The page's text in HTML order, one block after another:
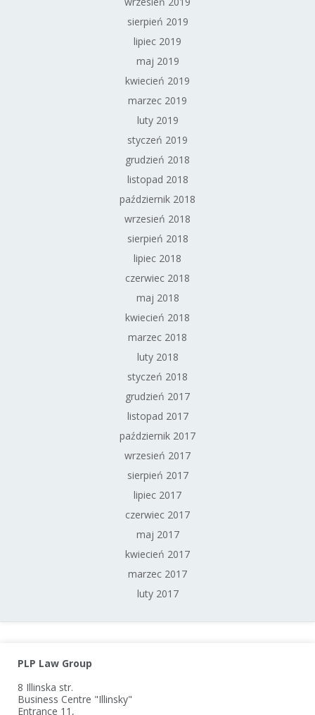
sierpień 2019
lipiec 2019
maj 2019
kwiecień 2019
marzec 2019
luty 2019
styczeń 2019
grudzień 2018
listopad 2018
październik 2018
wrzesień 2018
sierpień 2018
lipiec 2018
czerwiec 2018
maj 2018
kwiecień 2018
marzec 2018
luty 2018
styczeń 2018
grudzień 2017
listopad 2017
październik 2017
wrzesień 2017
sierpień 2017
lipiec 2017
czerwiec 2017
maj 2017
kwiecień 2017
marzec 2017
luty 2017
PLP Law Group
8 Illinska str.
Business Centre "Illinsky"
Entrance 11,